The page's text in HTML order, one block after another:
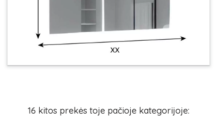
16 kitos prekės toje pačioje kategorijoje: